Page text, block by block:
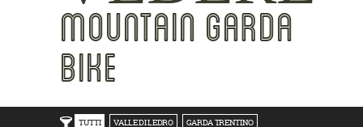
MOUNTAIN GARDA
BIKE
TUTTI VALLE DI LEDRO GARDA TRENTINO